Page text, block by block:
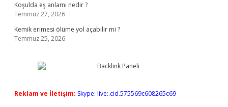
Koşulda eş anlamı nedir ?
Temmuz 27, 2026
Kemik erimesi ölüme yol açabilir mi ?
Temmuz 25, 2026
Reklam ve İletişim: Skype: live:.cid.575569c608265c69